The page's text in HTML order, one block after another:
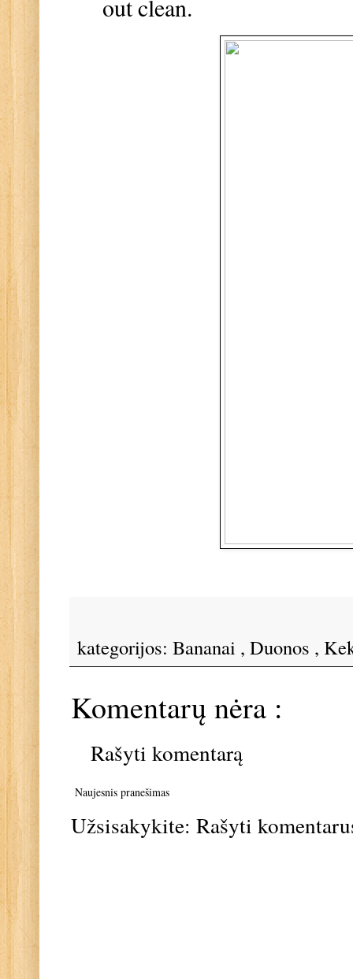
out clean.
kategorijos: Bananai , Duonos ,
Komentarų nėra :
Rašyti komentarą
Naujesnis pranešimas
Užsisakykite: Rašyti